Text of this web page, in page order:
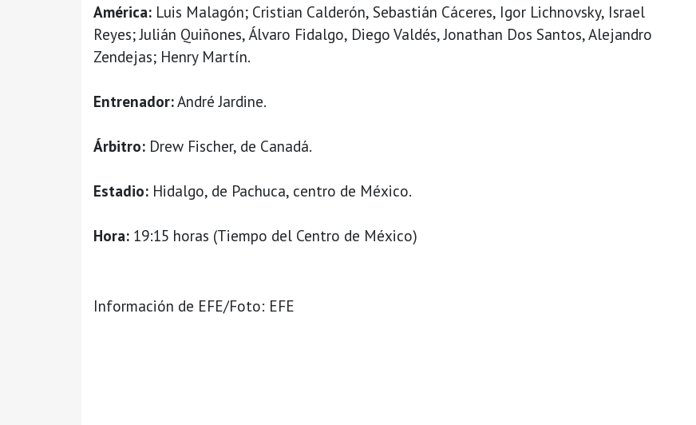
América: Luis Malagón; Cristian Calderón, Sebastián Cáceres, Igor Lichnovsky, Israel
Reyes; Julián Quiñones, Álvaro Fidalgo, Diego Valdés, Jonathan Dos Santos, Alejandro
Zendejas; Henry Martín.
Entrenador:André Jardine.
Árbitro: Drew Fischer, de Canadá.
Estadio: Hidalgo, de Pachuca, centro de México.
Hora: 19:15 horas (Tiempo del Centro de México)
Información de EFE/Foto: EFE